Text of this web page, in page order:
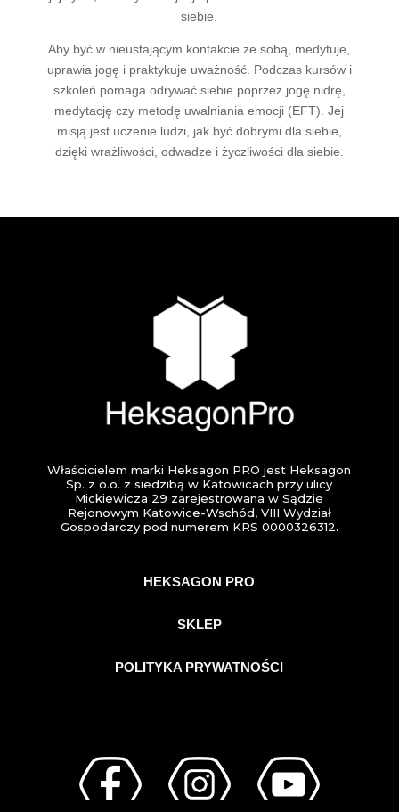
siebie.
Aby być w nieustającym kontakcie ze sobą, medytuje,
uprawia jogę i praktykuje uważność. Podczas kursów i
szkoleń pomaga odrywać siebie poprzez jogę nidrę,
medytację czy metodę uwalniania emocji (EFT). Jej
misją jest uczenie ludzi, jak być dobrymi dla siebie,
dzięki wrażliwości, odwadze i życzliwości dla siebie.
Właścicielem marki Heksagon PRO jest Heksagon
Sp. z o.o. z siedzibą w Katowicach przy ulicy
Mickiewicza 29 zarejestrowana w Sądzie
Rejonowym Katowice-Wschód, VIII Wydział
Gospodarczy pod numerem KRS 0000326312.
HEKSAGON PRO
SKLEP
POLITYKA PRYWATNOŚCI